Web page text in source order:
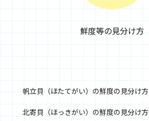
鮮度等の見分け方
帆立貝（ほたてがい）の鮮度の見分け方
北寄貝（ほっきがい）の鮮度の見分け方